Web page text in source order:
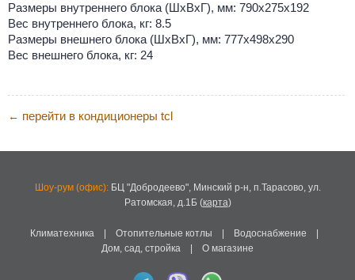
Размеры внутреннего блока (ШхВхГ), мм: 790х275х192
Вес внутреннего блока, кг: 8.5
Размеры внешнего блока (ШхВхГ), мм: 777х498х290
Вес внешнего блока, кг: 24
← перейти в кондиционеры tcl
Шоу-рум (офис):БЦ "Добродеево", Минский р-н, п.Тарасово, ул.
Ратомская, д.1Б(карта)
Климатехника| Отопительные котлы Водоснабжение
Дом, сад, стройка
О магазине